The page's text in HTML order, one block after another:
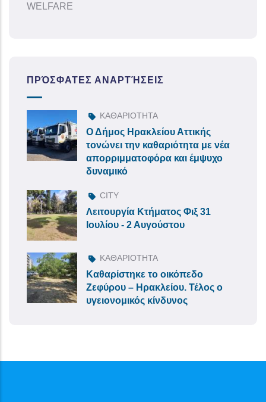
WELFARE
ΠΡΌΣΦΑΤΕΣ ΑΝΑΡΤΉΣΕΙΣ
ΚΑΘΑΡΙΟΤΗΤΑ
Ο Δήμος Ηρακλείου Αττικής
τονώνει την καθαριότητα με νέα
απορριμματοφόρα και έμψυχο
δυναμικό
CITY
Λειτουργία Κτήματος Φιξ 31
Ιουλίου - 2 Αυγούστου
ΚΑΘΑΡΙΟΤΗΤΑ
Καθαρίστηκε το οικόπεδο
Ζεφύρου – Ηρακλείου. Τέλος ο
υγειονομικός κίνδυνος